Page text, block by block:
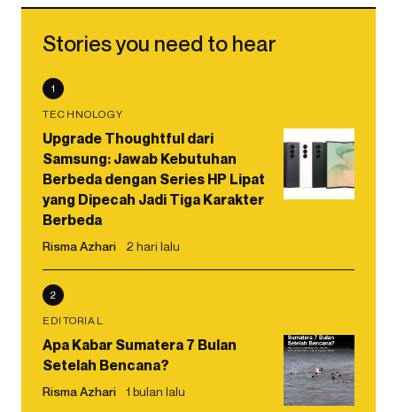
Stories you need to hear
1
TECHNOLOGY
Upgrade Thoughtful dari
Samsung: Jawab Kebutuhan
Berbeda dengan Series HP Lipat
yang Dipecah Jadi Tiga Karakter
Berbeda
Risma Azhari 2 hari lalu
2
EDITORIAL
Apa Kabar Sumatera 7 Bulan
Setelah Bencana?
Risma Azhari 1 bulan lalu